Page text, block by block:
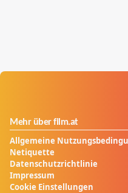
Mehr über film.at
Allgemeine
Netiquette
Datenschutzrichtlinie
Impressum
Cookie Einstellungen